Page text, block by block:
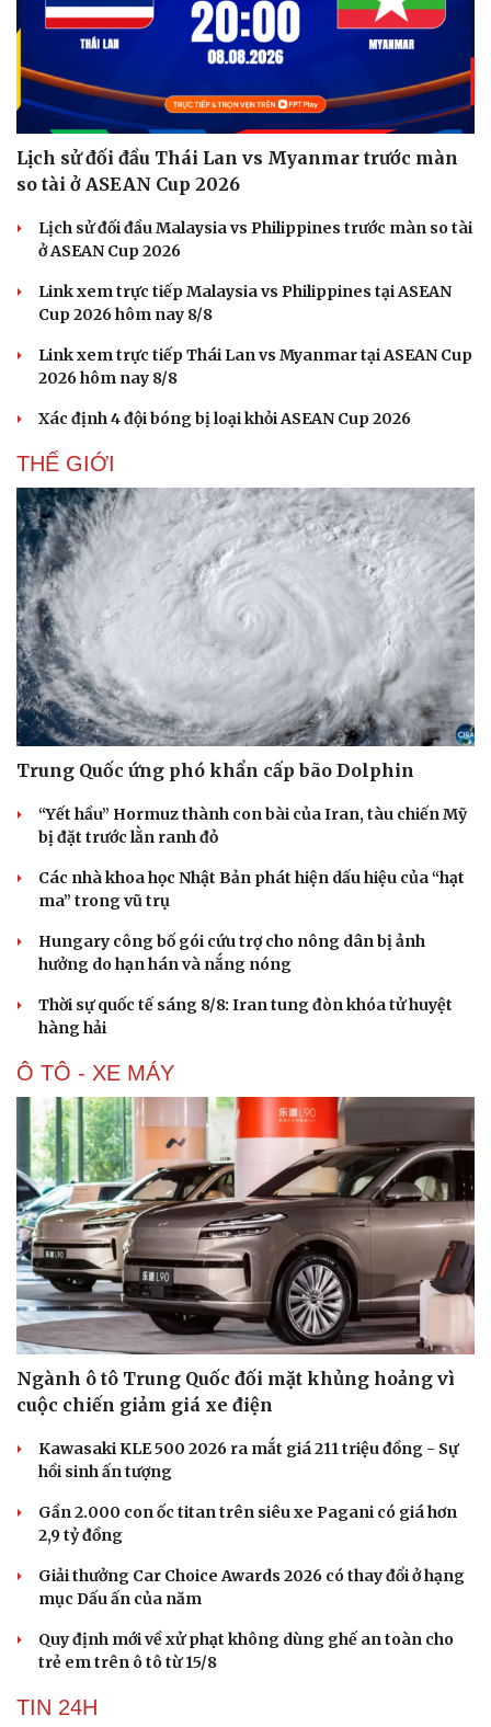
Cải chính
Lịch sử đối đầu Thái Lan vs Myanmar trước màn
so tài ở ASEAN Cup 2026
Lịch sử đối đầu Malaysia vs Philippines trước màn so tài
ở ASEAN Cup 2026
Link xem trực tiếp Malaysia vs Philippines tại ASEAN
Cup 2026 hôm nay 8/8
Link xem trực tiếp Thái Lan vs Myanmar tại ASEAN Cup
2026 hôm nay 8/8
Xác định 4 đội bóng bị loại khỏi ASEAN Cup 2026
THẾ GIỚI
Trung Quốc ứng phó khẩn cấp bão Dolphin
“Yết hầu” Hormuz thành con bài của Iran, tàu chiến Mỹ
bị đặt trước lằn ranh đỏ
Các nhà khoa học Nhật Bản phát hiện dấu hiệu của “hạt
ma” trong vũ trụ
Hungary công bố gói cứu trợ cho nông dân bị ảnh
hưởng do hạn hán và nắng nóng
Thời sự quốc tế sáng 8/8: Iran tung đòn khóa tử huyệt
hàng hải
Ô TÔ - XE MÁY
Ngành ô tô Trung Quốc đối mặt khủng hoảng vì
cuộc chiến giảm giá xe điện
Kawasaki KLE 500 2026 ra mắt giá 211 triệu đồng - Sự
hồi sinh ấn tượng
Gần 2.000 con ốc titan trên siêu xe Pagani có giá hơn
2,9 tỷ đồng
Giải thưởng Car Choice Awards 2026 có thay đổi ở hạng
mục Dấu ấn của năm
Quy định mới về xử phạt không dùng ghế an toàn cho
trẻ em trên ô tô từ 15/8
TIN 24H